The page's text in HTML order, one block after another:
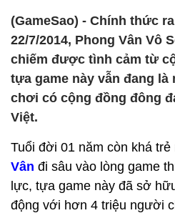
(GameSao) - Chính thức
22/7/2014, Phong Vân Vô
chiếm được tình cảm từ
tựa game này vẫn đang
chơi có cộng đồng đông
Việt.
Tuổi đời 01 năm còn khá
Vân đi sâu vào lòng game
lực, tựa game này đã sở
động với hơn 4 triệu người